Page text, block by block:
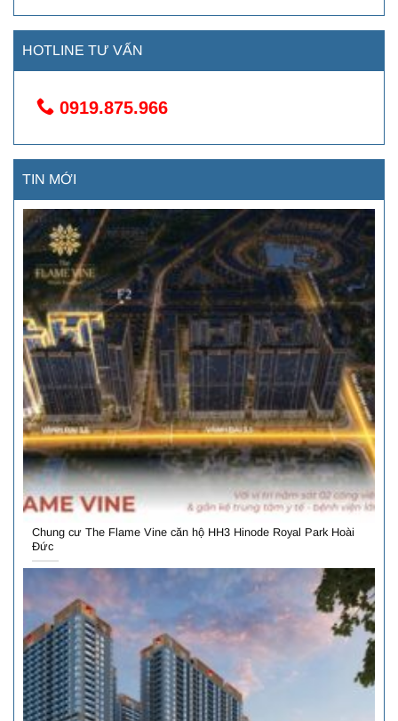
HOTLINE TƯ VẤN
0919.875.966
TIN MỚI
Chung cư The Flame Vine căn hộ HH3 Hinode Royal Park Hoài
Đức